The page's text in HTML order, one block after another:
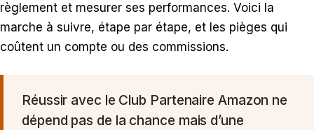
règlement et mesurer ses performances. Voici la
marche à suivre, étape par étape, et les pièges qui
coûtent un compte ou des commissions.
Réussir avec le Club Partenaire Amazon ne
dépend pas de la chance mais d’une